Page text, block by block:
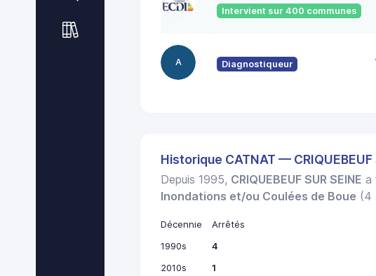
Intervient sur 400 communes
A Diagnostiqueur
Historique CATNAT — CRIQUEBEUF
Depuis 1995, CRIQUEBEUF SUR SEINE a
Inondations et/ou Coulées de Boue (4
Décennie
Arrêtés
1990s
4
2010s
1